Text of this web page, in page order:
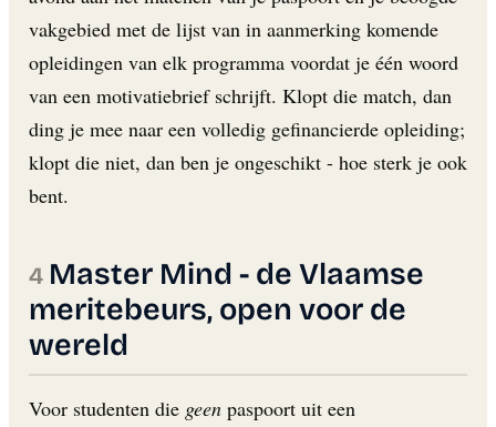
vakgebied met de lijst van in aanmerking komende
opleidingen van elk programma voordat je één woord
van een motivatiebrief schrijft. Klopt die match, dan
ding je mee naar een volledig gefinancierde opleiding;
klopt die niet, dan ben je ongeschikt - hoe sterk je ook
bent.
Master Mind - de Vlaamse
meritebeurs, open voor de
wereld
Voor studenten die geen paspoort uit een